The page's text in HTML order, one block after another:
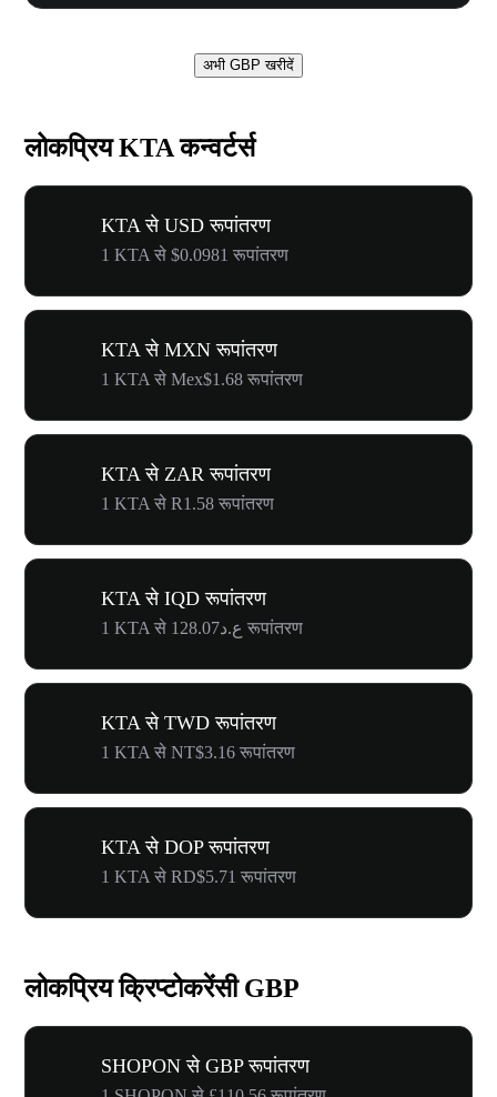
अभी GBP खरीदें
लोकप्रिय KTA कन्वर्टर्स
KTA से USD रूपांतरण
1 KTA से $0.0981 रूपांतरण
KTA से MXN रूपांतरण
1 KTA से Mex$1.68 रूपांतरण
KTA से ZAR रूपांतरण
1 KTA से R1.58 रूपांतरण
KTA से IQD रूपांतरण
1 KTA से ع.د128.07 रूपांतरण
KTA से TWD रूपांतरण
1 KTA से NT$3.16 रूपांतरण
KTA से DOP रूपांतरण
1 KTA से RD$5.71 रूपांतरण
लोकप्रिय क्रिप्टोकरेंसी GBP
SHOPON से GBP रूपांतरण